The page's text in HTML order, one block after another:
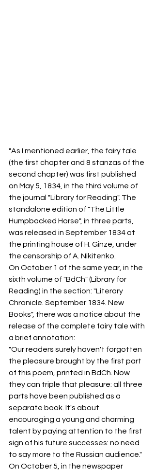
"As I mentioned earlier, the fairy tale
(the first chapter and 8 stanzas of the
second chapter) was first published
on May 5, 1834, in the third volume of
the journal "Library for Reading". The
standalone edition of "The Little
Humpbacked Horse", in three parts,
was released in September 1834 at
the printing house of H. Ginze, under
the censorship of A. Nikitenko.
On October 1 of the same year, in the
sixth volume of "BdCh" (Library for
Reading) in the section: "Literary
Chronicle. September 1834. New
Books", there was a notice about the
release of the complete fairy tale with
a brief annotation:
"Our readers surely haven't forgotten
the pleasure brought by the first part
of this poem, printed in BdCh. Now
they can triple that pleasure: all three
parts have been published as a
separate book. It's about
encouraging a young and charming
talent by paying attention to the first
sign of his future successes: no need
to say more to the Russian audience."
On October 5, in the newspaper